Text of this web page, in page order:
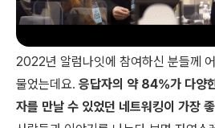
2022년 알럼나잇에 참여하신 분들께
물었는데요. 응답자의 약 84%가 다양
자를 만날 수 있었던 네트워킹이 가장